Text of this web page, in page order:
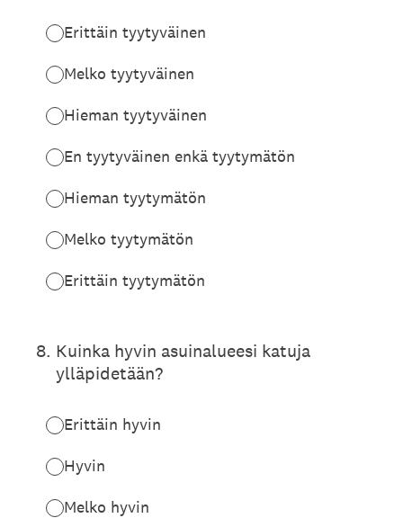
Erittäin tyytyväinen
Melko tyytyväinen
Hieman tyytyväinen
En tyytyväinen enkä tyytymätön
Hieman tyytymätön
Melko tyytymätön
Erittäin tyytymätön
8. Kuinka hyvin asuinalueesi katuja
ylläpidetään?
Erittäin hyvin
Hyvin
Melko hyvin